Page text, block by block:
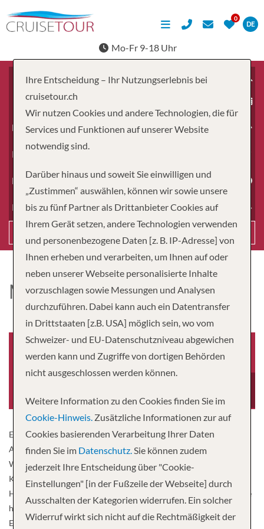
DE
Mo-Fr 9-18 Uhr
Erwachsene
Kinder
Dauer
Reiseart
MSC WORLD ASIA
Baujahr
Besatzung
Entdecken Sie die Kunst der Kreuzfahrt an Bord der MSC World
Asia, dem neuen Weltklasse-Schiff von MSC Kreuzfahrten. MSC
World Asia präsentiert die unvergleichliche Expertise von MSC
Kreuzfahrten in der Kunst des Kreuzens, die raffinierte
Handwerkskunst mit akribischer Liebe zum Detail verbindet. Diese
harmonische Kombination steht für die Kunst des Genießens,
Entdeckens und Erinnerns. Kommen Sie an Bord der MSC World
Ihre Entscheidung – Ihr Nutzungserlebnis bei
cruisetour.ch
Wir nutzen Cookies und andere Technologien, die für
Services und Funktionen auf unserer Website
notwendig sind.
Darüber hinaus und soweit Sie einwilligen und
„Zustimmen“ auswählen, können wir sowie unsere
bis zu fünf Partner als Drittanbieter Cookies auf
Ihrem Gerät setzen, andere Technologien verwenden
und personenbezogene Daten [z. B. IP-Adresse] von
Ihnen erheben und verarbeiten, um Ihnen auf oder
neben unserer Webseite personalisierte Inhalte
vorzuschlagen sowie Messungen und Analysen
durchzuführen. Dabei kann auch ein Datentransfer
in Drittstaaten [z.B. USA] möglich sein, wo vom
Schweizer- und EU-Datenschutzniveau abgewichen
werden kann und Zugriffe von dortigen Behörden
nicht ausgeschlossen werden können.
Weitere Information zu den Cookies finden Sie im
Cookie-Hinweis. Zusätzliche Informationen zur auf
Cookies basierenden Verarbeitung Ihrer Daten
finden Sie im Datenschutz.Sie können zudem
jederzeit Ihre Entscheidung über "Cookie-
Einstellungen" [in der Fußzeile der Webseite] durch
Ausschalten der Kategorien widerrufen. Ein solcher
Widerruf wirkt sich nicht auf die Rechtmäßigkeit der